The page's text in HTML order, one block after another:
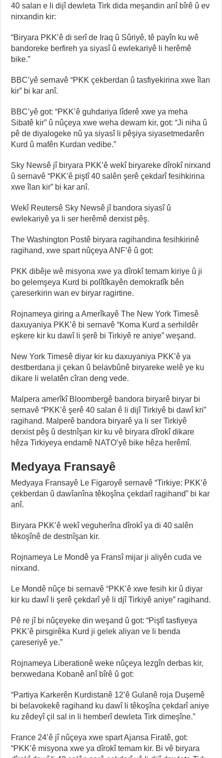
40 salan e li dijî dewleta Tirk dida meşandin anî bîrê û ev
nirxandin kir:
“Biryara PKK’ê di serî de Iraq û Sûriyê, tê payîn ku wê
bandoreke berfireh ya siyasî û ewlekariyê li herêmê
bike.”
BBC’yê sernavê “PKK çekberdan û tasfiyekirina xwe îlan
kir” bi kar anî.
BBC’yê got: “PKK’ê guhdariya lîderê xwe ya meha
Sibatê kir” û nûçeya xwe weha dewam kir, got: “Ji niha û
pê de diyalogeke nû ya siyasî li pêşiya siyasetmedarên
Kurd û mafên Kurdan vedibe.”
Sky Newsê jî biryara PKK’ê wekî biryareke dîrokî nirxand
û sernavê “PKK’ê piştî 40 salên şerê çekdarî fesihkirina
xwe îlan kir” bi kar anî.
Wekî Reutersê Sky Newsê jî bandora siyasî û
ewlekariyê ya li ser herêmê derxist pêş.
The Washington Postê biryara ragihandina fesihkirinê
ragihand, xwe spart nûçeya ANF’ê û got:
PKK dibêje wê misyona xwe ya dîrokî temam kiriye û ji
bo gelemşeya Kurd bi polîtîkayên demokratîk bên
çareserkirin wan ev biryar ragirtine.
Rojnameya giring a Amerîkayê The New York Timesê
daxuyaniya PKK’ê bi sernavê “Koma Kurd a serhildêr
eşkere kir ku dawî li şerê bi Tirkiyê re aniye” weşand.
New York Timesê diyar kir ku daxuyaniya PKK’ê ya
destberdana ji çekan û belavbûnê biryareke welê ye ku
dikare li welatên cîran deng vede.
Malpera amerîkî Bloombergê bandora biryarê biryar bi
sernavê “PKK’ê şerê 40 salan ê li dijî Tirkiyê bi dawî kri”
ragihand. Malperê bandora biryarê ya li ser Tirkiyê
derxist pêş û destnîşan kir ku vê biryara dîrokî dikare
hêza Tirkiyeya endamê NATO’yê bike hêza herêmî.
Medyaya Fransayê
Medyaya Fransayê Le Figaroyê sernavê “Tirkiye: PKK’ê
çekberdan û dawîanîna têkoşîna çekdarî ragihand” bi kar
anî.
Biryara PKK’ê wekî veguherîna dîrokî ya di 40 salên
têkoşînê de destnîşan kir.
Rojnameya Le Mondê ya Fransî mijar ji aliyên cuda ve
nirxand.
Le Mondê nûçe bi sernavê “PKK’ê xwe fesih kir û diyar
kir ku dawî li şerê çekdarî yê li djî Tirkiyê aniye” ragihand.
Pê re jî bi nûçeyeke din weşand û got: “Piştî tasfiyeya
PKK’ê pirsgirêka Kurd ji gelek aliyan ve li benda
çareseriyê ye.”
Rojnameya Liberationê weke nûçeya lezgîn derbas kir,
berxwedana Kobanê anî bîrê û got:
“Partiya Karkerên Kurdistanê 12’ê Gulanê roja Duşemê
bi belavokekê ragihand ku dawî li têkoşîna çekdarî aniye
ku zêdeyî çil sal in li hemberî dewleta Tirk dimeşîne.”
France 24’ê jî nûçeya xwe spart Ajansa Firatê, got:
“PKK’ê misyona xwe ya dîrokî temam kir. Bi vê biryara